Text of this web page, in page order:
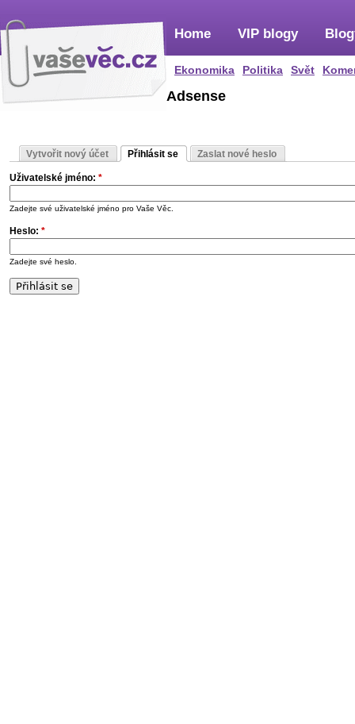
Home
Ekonomika Politika Svět
VIP blogy
Adsense
Vytvořit nový účet Přihlásit se Zaslat nové heslo
Uživatelské jméno: *
Zadejte své uživatelské jméno pro Vaše Věc.
Heslo: *
Zadejte své heslo.